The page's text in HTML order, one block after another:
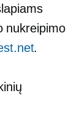
nukreipimo
.